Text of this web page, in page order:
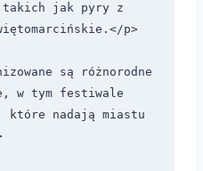
takich jak pyry z
p>
są różnorodne
w tym festiwale
które nadają miastu